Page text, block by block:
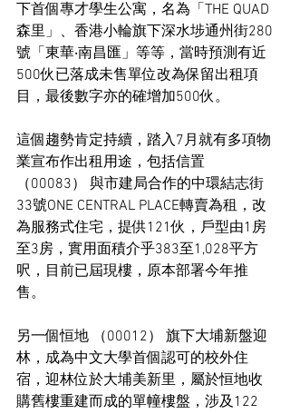
下首個專才學生公寓，名為「THE QUAD
森里」、香港小輪旗下深水埗通州街280
號「東華‧南昌匯」等等，當時預測有近
500伙已落成未售單位改為保留出租項
目，最後數字亦的確增加500伙。
這個趨勢肯定持續，踏入7月就有多項物
業宣布作出租用途，包括信置
（00083） 與市建局合作的中環結志街
33號ONE CENTRAL PLACE轉賣為租，改
為服務式住宅，提供121伙，戶型由1房
至3房，實用面積介乎383至1,028平方
呎，目前已屆現樓，原本部署今年推
售。
另一個恒地 （00012） 旗下大埔新盤迎
林，成為中文大學首個認可的校外住
宿，迎林位於大埔美新里，屬於恒地收
購舊樓重建而成的單幢樓盤，涉及122